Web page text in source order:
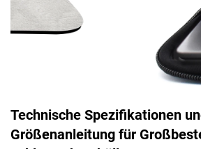
Technische Spezifikationen
Größenanleitung für